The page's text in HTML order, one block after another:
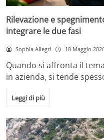
Rilevazione e
integrare le due fasi
Sophia Allegri 18 Maggio
Quando si affronta il
in azienda, si tende
Leggi di più